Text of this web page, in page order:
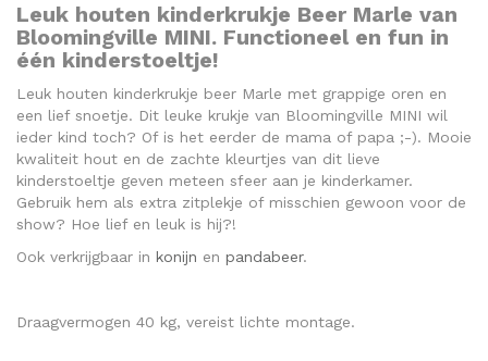
Leuk houten kinderkrukje Beer Marle van
Bloomingville MINI. Functioneel en fun in
één kinderstoeltje!
Leuk houten kinderkrukje beer Marle met grappige oren en
een lief snoetje. Dit leuke krukje van Bloomingville MINI wil
ieder kind toch? Of is het eerder de mama of papa ;-). Mooie
kwaliteit hout en de zachte kleurtjes van dit lieve
kinderstoeltje geven meteen sfeer aan je kinderkamer.
Gebruik hem als extra zitplekje of misschien gewoon voor de
show? Hoe lief en leuk is hij?!
Ook verkrijgbaar in konijn en pandabeer.
Draagvermogen 40 kg, vereist lichte montage.